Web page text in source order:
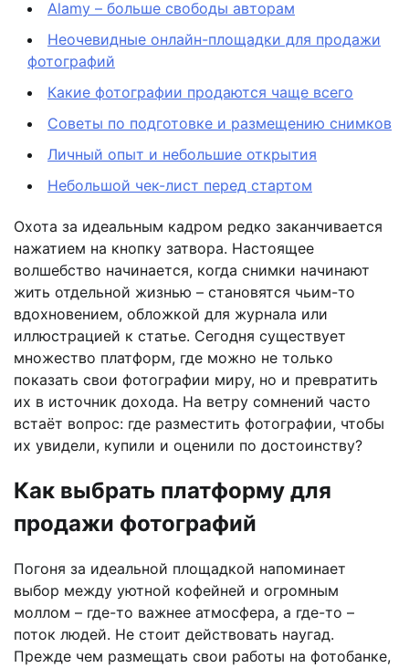
Alamy – больше свободы авторам
Неочевидные онлайн-площадки для продажи
фотографий
Какие фотографии продаются чаще всего
Советы по подготовке и размещению снимков
Личный опыт и небольшие открытия
Небольшой чек-лист перед стартом
Охота за идеальным кадром редко заканчивается
нажатием на кнопку затвора. Настоящее
волшебство начинается, когда снимки начинают
жить отдельной жизнью – становятся чьим-то
вдохновением, обложкой для журнала или
иллюстрацией к статье. Сегодня существует
множество платформ, где можно не только
показать свои фотографии миру, но и превратить
их в источник дохода. На ветру сомнений часто
встаёт вопрос: где разместить фотографии, чтобы
их увидели, купили и оценили по достоинству?
Как выбрать платформу для
продажи фотографий
Погоня за идеальной площадкой напоминает
выбор между уютной кофейней и огромным
моллом – где-то важнее атмосфера, а где-то –
поток людей. Не стоит действовать наугад.
Прежде чем размещать свои работы на фотобанке,